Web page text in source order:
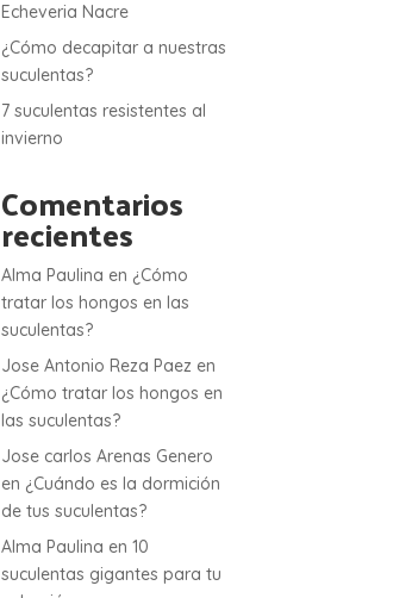
Echeveria Nacre
¿Cómo decapitar a nuestras
suculentas?
7 suculentas resistentes al
invierno
Comentarios
recientes
Alma Paulina en ¿Cómo
tratar los hongos en las
suculentas?
Jose Antonio Reza Paez en
¿Cómo tratar los hongos en
las suculentas?
Jose carlos Arenas Genero
en ¿Cuándo es la dormición
de tus suculentas?
Alma Paulina en10
suculentas gigantes para tu